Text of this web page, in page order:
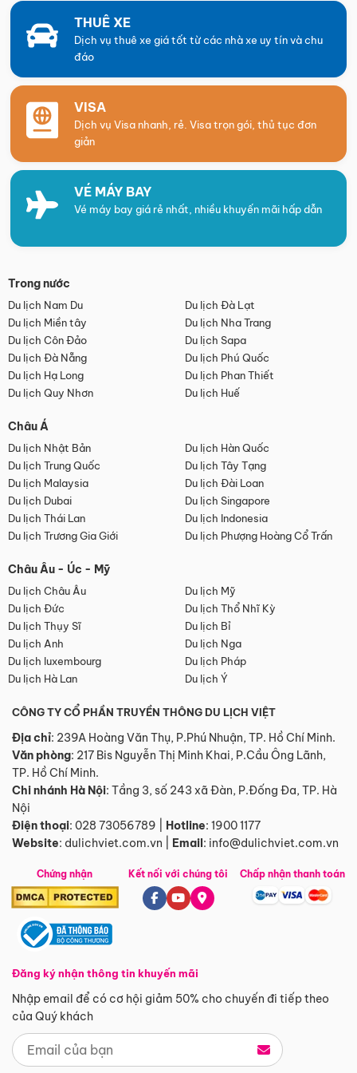
THUÊ XE
Dịch vụ thuê xe giá tốt từ các nhà xe uy tín và chu
đáo
VISA
Dịch vụ Visa nhanh, rẻ. Visa trọn gói, thủ tục đơn
giản
VÉ MÁY BAY
Vé máy bay giá rẻ nhất, nhiều khuyến mãi hấp dẫn
Trong nước
Du lịch Nam Du
Du lịch Đà Lạt
Du lịch Miền tây
Du lịch Nha Trang
Du lịch Côn Đảo
Du lịch Sapa
Du lịch Đà Nẵng
Du lịch Phú Quốc
Du lịch Hạ Long
Du lịch Phan Thiết
Du lịch Quy Nhơn
Du lịch Huế
Châu Á
Du lịch Nhật Bản
Du lịch Hàn Quốc
Du lịch Trung Quốc
Du lịch Tây Tạng
Du lịch Malaysia
Du lịch Đài Loan
Du lịch Dubai
Du lịch Singapore
Du lịch Thái Lan
Du lịch Indonesia
Du lịch Trương Gia Giới
Du lịch Phượng Hoàng Cổ Trấn
Châu Âu - Úc - Mỹ
Du lịch Châu Âu
Du lịch Mỹ
Du lịch Đức
Du lịch Thổ Nhĩ Kỳ
Du lịch Thụy Sĩ
Du lịch Bỉ
Du lịch Anh
Du lịch Nga
Du lịch luxembourg
Du lịch Pháp
Du lịch Hà Lan
Du lịch Ý
CÔNG TY CỔ PHẦN TRUYỀN THÔNG DU LỊCH VIỆT
Địa chỉ: 239A Hoàng Văn Thụ, P.Phú Nhuận, TP. Hồ Chí Minh.
Văn phòng: 217 Bis Nguyễn Thị Minh Khai, P.Cầu Ông Lãnh,
TP. Hồ Chí Minh.
Chi nhánh Hà Nội: Tầng 3, số 243 xã Đàn, P.Đống Đa, TP. Hà
Nội
Điện thoại: 028 73056789 Hotline: 1900 1177
Website: dulichviet.com.vn Email: info@dulichviet.com.vn
Chứng nhận
Đăng ký nhận thông tin khuyến mãi
Nhập email để có cơ hội giảm 50% cho chuyến đi tiếp theo
của Quý khách
Kết nối với chúng tôi Chấp nhận thanh toán